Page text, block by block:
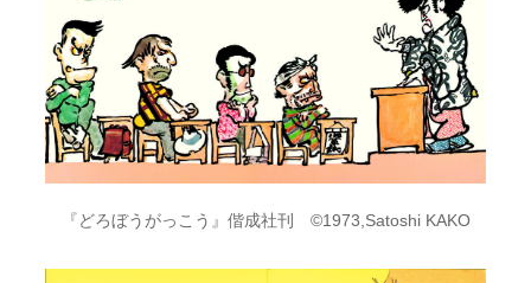
『どろぼうがっこう』偕成社刊 ©1973,Satoshi KAKO